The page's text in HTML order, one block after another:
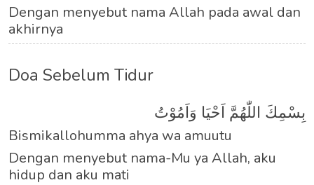
Dengan menyebut nama Allah pada awal dan
akhirnya
Doa Sebelum Tidur
بِسْمِكَ اللّٰهُمَّ اَحْيَا وَاَمُوْتُ
Bismikallohumma ahya wa amuutu
Dengan menyebut nama-Mu ya Allah, aku
hidup dan aku mati